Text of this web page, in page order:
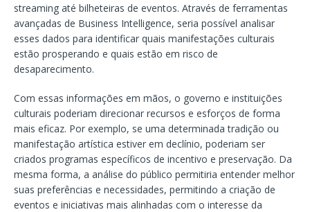
streaming até bilheteiras de eventos. Através de ferramentas
avançadas de Business Intelligence, seria possível analisar
esses dados para identificar quais manifestações culturais
estão prosperando e quais estão em risco de
desaparecimento.
Com essas informações em mãos, o governo e instituições
culturais poderiam direcionar recursos e esforços de forma
mais eficaz. Por exemplo, se uma determinada tradição ou
manifestação artística estiver em declínio, poderiam ser
criados programas específicos de incentivo e preservação. Da
mesma forma, a análise do público permitiria entender melhor
suas preferências e necessidades, permitindo a criação de
eventos e iniciativas mais alinhadas com o interesse da